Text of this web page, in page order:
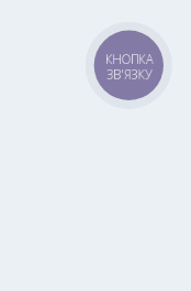
КНОПКА
ЗВ'ЯЗКУ